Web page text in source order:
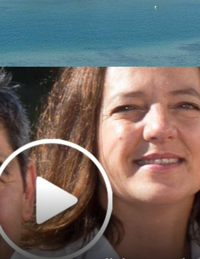
Blogs
SERVICES
Nos magazines
La newsletter
METEO CONSULT Marine
Briefings
FLASH INFO